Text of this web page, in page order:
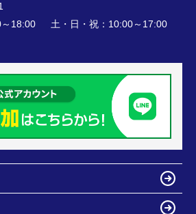
～18:00 土・日・祝：10:00～17:00